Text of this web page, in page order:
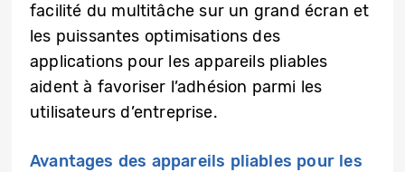
facilité du multitâche sur un grand écran et
les puissantes optimisations des
applications pour les appareils pliables
aident à favoriser l’adhésion parmi les
utilisateurs d’entreprise.
Avantages des appareils pliables pour les